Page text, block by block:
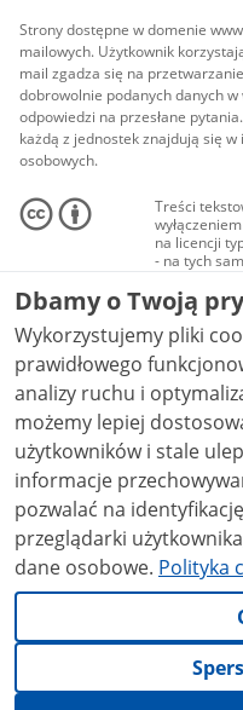
Strony dostępne w domenie
mailowych. Użytkownik
mail zgadza się na
dobrowolnie podanych danych
odpowiedzi na przesłane
każdą z jednostek znajdują się
osobowych.
Treści
na licencji
- na tych
Materiały
audio i
Creative
NC-ND 4.0),
Dbamy o Twoją
Wykorzystujemy pliki
prawidłowego
analizy ruchu i optymalizacji
możemy lepiej
użytkowników i stale ulepszać
informacje
pozwalać na
przeglądarki
dane osobowe. Polityka